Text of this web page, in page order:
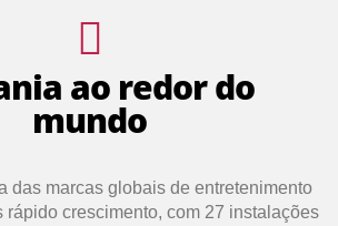
ao redor do
mundo
das marcas globais de entretenimento
rápido crescimento, com 27 instalações